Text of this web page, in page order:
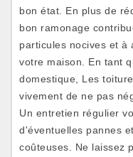
bon état. En plus de
bon ramonage
particules nocives et à
votre maison. En tant
domestique, Les
vivement de ne pas
Un entretien régulier
d'éventuelles pannes
coûteuses. Ne laissez